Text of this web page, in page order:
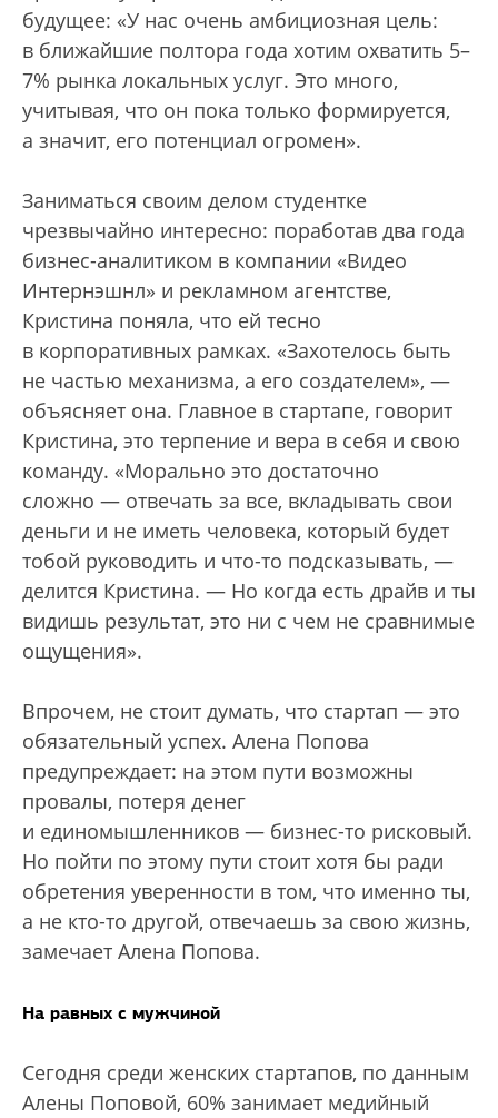
будущее: «У нас очень амбициозная цель:
в ближайшие полтора года хотим охватить 5–
7% рынка локальных услуг. Это много,
учитывая, что он пока только формируется,
а значит, его потенциал огромен».
Заниматься своим делом студентке
чрезвычайно интересно: поработав два года
бизнес-аналитиком в компании «Видео
Интернэшнл» и рекламном агентстве,
Кристина поняла, что ей тесно
в корпоративных рамках. «Захотелось быть
не частью механизма, а его создателем», —
объясняет она. Главное в стартапе, говорит
Кристина, это терпение и вера в себя и свою
команду. «Морально это достаточно
сложно — отвечать за все, вкладывать свои
деньги и не иметь человека, который будет
тобой руководить и что-то подсказывать, —
делится Кристина. — Но когда есть драйв и ты
видишь результат, это ни с чем не сравнимые
ощущения».
Впрочем, не стоит думать, что стартап — это
обязательный успех. Алена Попова
предупреждает: на этом пути возможны
провалы, потеря денег
и единомышленников — бизнес-то рисковый.
Но пойти по этому пути стоит хотя бы ради
обретения уверенности в том, что именно ты,
а не кто-то другой, отвечаешь за свою жизнь,
замечает Алена Попова.
На равных с мужчиной
Сегодня среди женских стартапов, по данным
Алены Поповой, 60% занимает медийный